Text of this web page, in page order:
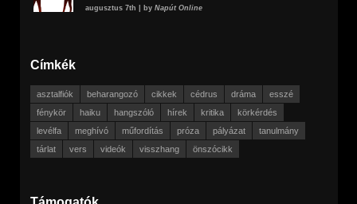
augusztus 7th | by Napút Online
Címkék
asztalfiók beharangozó cikkek cédrus dráma
esszé
fénykör
haiku hangszóló hírek kritika
körkérdés
levélfa
meghívó műfordítás próza pályázat
tanulmány
tárlat
vers videók visszhang önszócikk